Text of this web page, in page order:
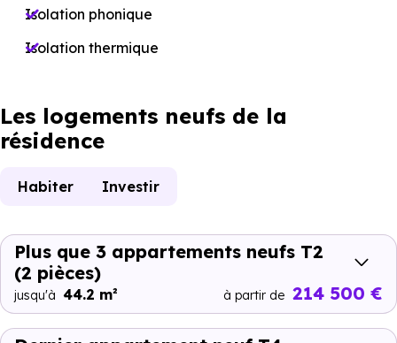
Isolation phonique
Isolation thermique
Les logements neufs de la
résidence
Habiter Investir
Plus que 3 appartements neufs T2
(2 pièces)
jusqu'à 44.2 m² à partir de 214 500 €